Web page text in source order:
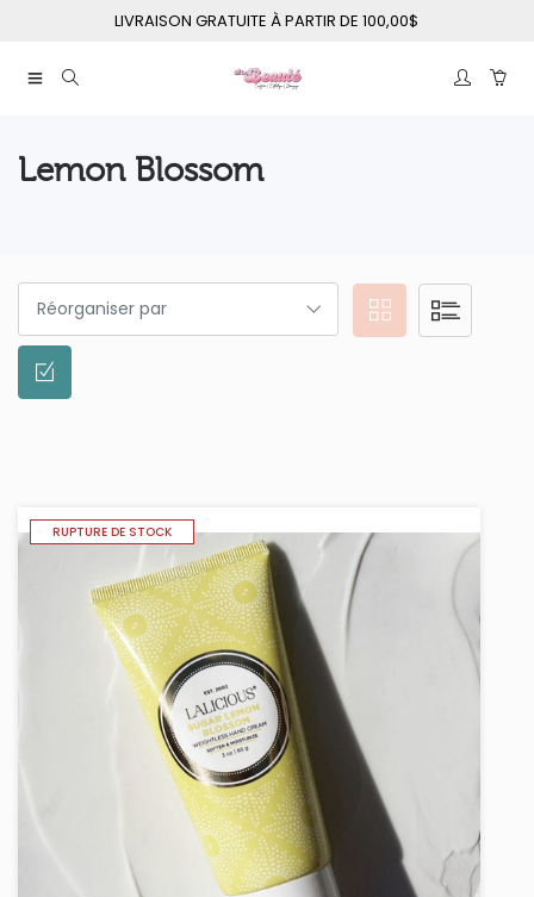
LIVRAISON GRATUITE À PARTIR DE 100,00$
Lemon Blossom
RUPTURE DE STOCK